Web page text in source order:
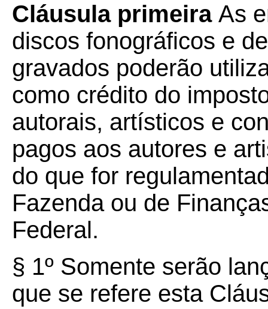
Cláusula primeira As
discos fonográficos e
gravados poderão
como crédito do
autorais, artísticos e
pagos aos autores e
do que for
Fazenda ou de
Federal.
§ 1º Somente serão
que se refere esta